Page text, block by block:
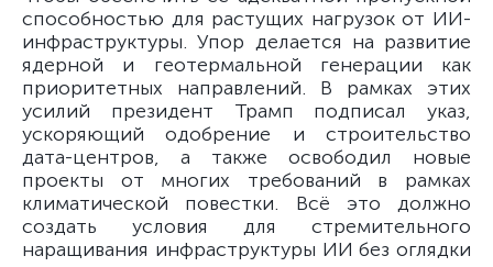
способностью для растущих нагрузок от ИИ-
инфраструктуры. Упор делается на развитие
ядерной и геотермальной генерации как
приоритетных направлений. В рамках этих
усилий президент Трамп подписал указ,
ускоряющий одобрение и строительство
дата-центров, а также освободил новые
проекты от многих требований в рамках
климатической повестки. Всё это должно
создать условия для стремительного
наращивания инфраструктуры ИИ без оглядки